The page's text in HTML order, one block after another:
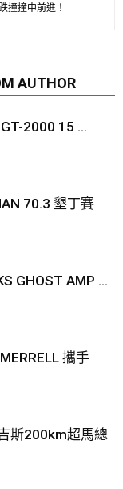
撞撞中前進！
AUTHOR
2000 15 ...
70.3 墾丁賽
GHOST AMP ...
攜手
斯200km超馬總